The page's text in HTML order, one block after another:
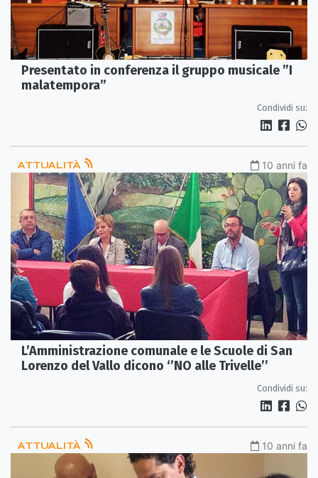
Presentato in conferenza il gruppo musicale ”I
malatempora”
Condividi su:
ATTUALITÀ 10 anni fa
L’Amministrazione comunale e le Scuole di San
Lorenzo del Vallo dicono ‘’NO alle Trivelle’’
Condividi su:
ATTUALITÀ 10 anni fa